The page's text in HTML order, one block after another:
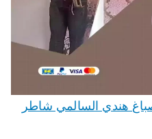
السالمي 66616884 صباغ هندي السالمي شاطر